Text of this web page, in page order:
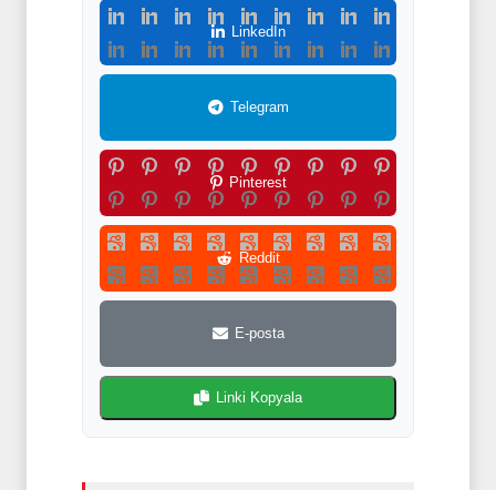
LinkedIn
Telegram
Pinterest
Reddit
E-posta
Linki Kopyala